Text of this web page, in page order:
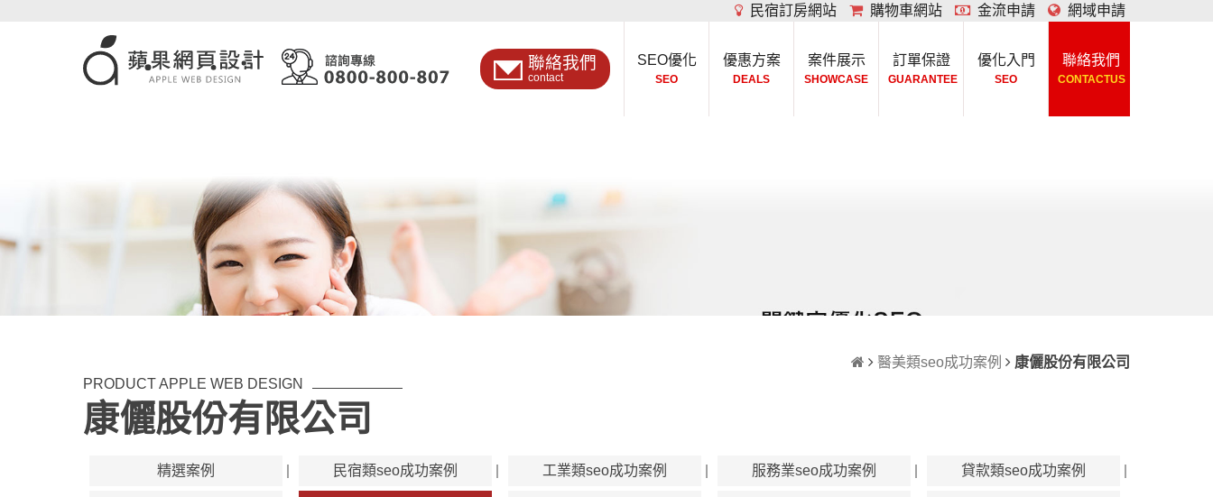
民宿訂房網站 購物車網站 金流申請 網域申請
聯絡我們
contact
SEO優化
SEO
優惠方案
DEALS
案件展示
SHOWCASE
訂單保證
GUARANTEE
優化入門
SEO
聯絡我們
CONTACTUS
醫美類seo成功案例
康儷股份有限公司
PRODUCT APPLE WEB DESIGN
康儷股份有限公司
精選案例 民宿類seo成功案例 工業類seo成功案例 服務業seo成功案例 貸款類seo成功案例